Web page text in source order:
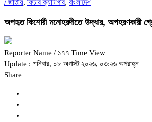
/ জাতীয়, ফিচার ক্যাটাগরি, বাংলাদেশ
অপহৃত কিশোরী মনোহরদীতে উদ্ধার, অপহরণকারী
Reporter Name / ১৭৭ Time View
Update : শনিবার, ০৮ অগাস্ট ২০২৬, ০৩:২৬ অপরাহ্ন
Share